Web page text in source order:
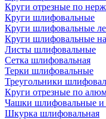
Круги отрезные по
Круги шлифовальные
Круги шлифовальные
Круги шлифовальные
Листы шлифовальные
Сетка шлифовальная
Терки шлифовальные
Треугольники
Круги отрезные по
Чашки шлифовальные и
Шкурка шлифовальная